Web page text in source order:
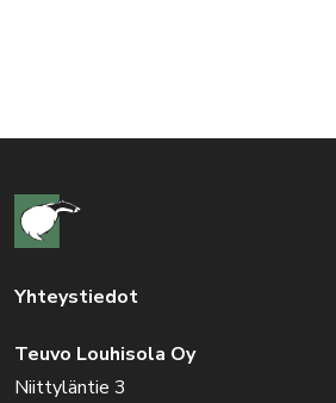
Yhteystiedot
Teuvo Louhisola Oy
Niittyläntie 3